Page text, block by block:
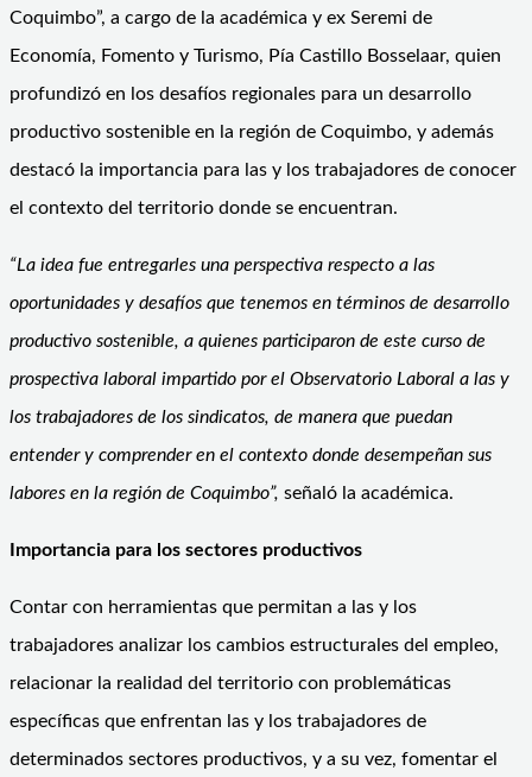
Coquimbo”, a cargo de la académica y ex Seremi de
Economía, Fomento y Turismo, Pía Castillo Bosselaar, quien
profundizó en los desafíos regionales para un desarrollo
productivo sostenible en la región de Coquimbo, y además
destacó la importancia para las y los trabajadores de conocer
el contexto del territorio donde se encuentran.
“La idea fue entregarles una perspectiva respecto a las
oportunidades y desafíos que tenemos en términos de desarrollo
productivo sostenible, a quienes participaron de este curso de
prospectiva laboral impartido por el Observatorio Laboral a las y
los trabajadores de los sindicatos, de manera que puedan
entender y comprender en el contexto donde desempeñan sus
labores en la región de Coquimbo”, señaló la académica.
Importancia para los sectores productivos
Contar con herramientas que permitan a las y los
trabajadores analizar los cambios estructurales del empleo,
relacionar la realidad del territorio con problemáticas
específicas que enfrentan las y los trabajadores de
determinados sectores productivos, y a su vez, fomentar el